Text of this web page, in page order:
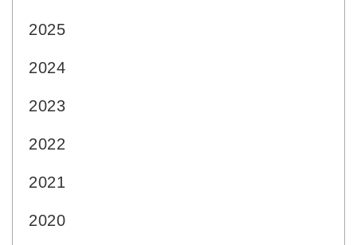
2025
2024
2023
2022
2021
2020